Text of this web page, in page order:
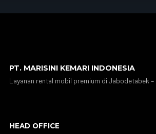
PT. MARISINI KEMARI INDONESIA
Layanan rental mobil premium di Jabodetabek –
HEAD OFFICE